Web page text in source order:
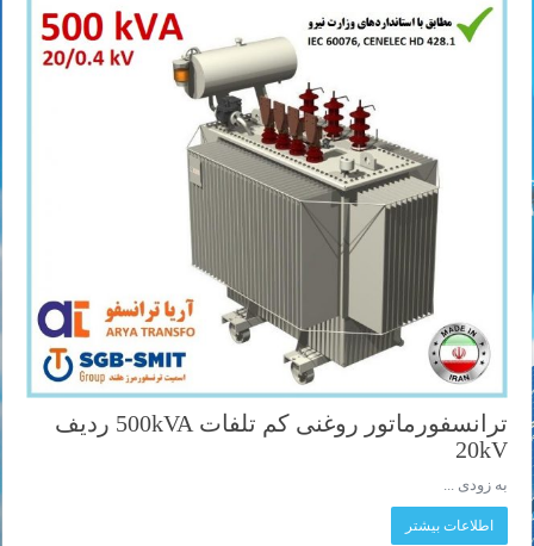
ترانسفورماتور روغنی کم تلفات 500kVA ردیف
20kV
به زودی ...
اطلاعات بیشتر